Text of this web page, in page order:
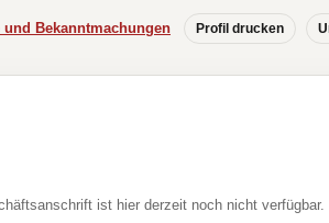
Bekanntmachungen Profil drucken
ist hier derzeit noch nicht verfügbar.